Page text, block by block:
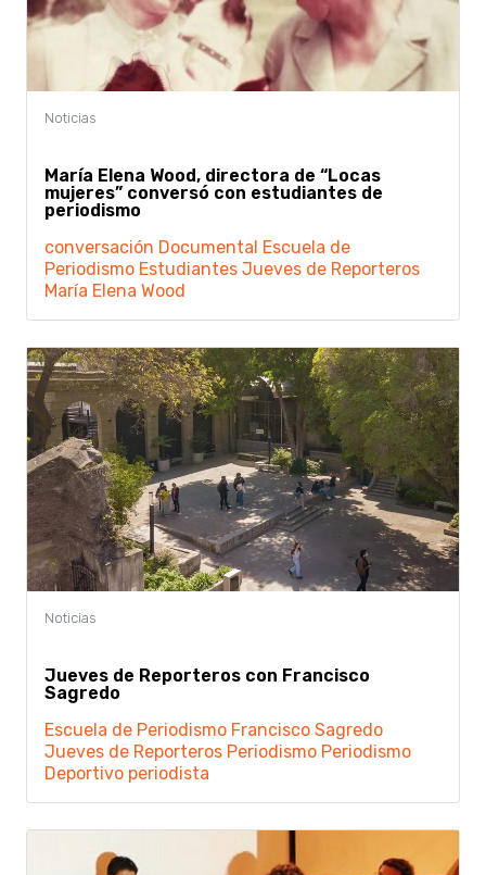
María Elena Wood, directora de “Locas
mujeres” conversó con estudiantes de
periodismo
conversación Documental Escuela de
Periodismo Estudiantes Jueves de Reporteros
María Elena Wood
Jueves de Reporteros con Francisco
Sagredo
Escuela de Periodismo Francisco Sagredo
Jueves de Reporteros Periodismo Periodismo
Deportivo periodista